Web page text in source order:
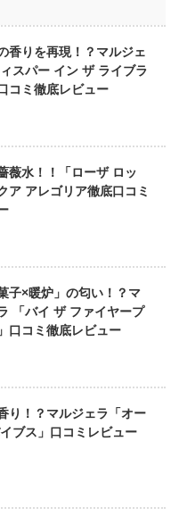
香りを再現！？マルジェ
スパー イン ザ ライブラ
コミ徹底レビュー
薇水！！「ローザ ロッ
ア アレゴリア徹底口コミ
子×暖炉」の匂い！？マ
「バイ ザ ファイヤープ
口コミ徹底レビュー
り！？マルジェラ「オー
ブス」口コミレビュー